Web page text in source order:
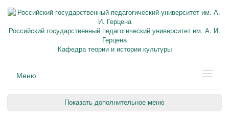
Российский государственный педагогический университет им. А. И.
Герцена
Кафедра теории и истории культуры
Меню
Показать дополнительное меню